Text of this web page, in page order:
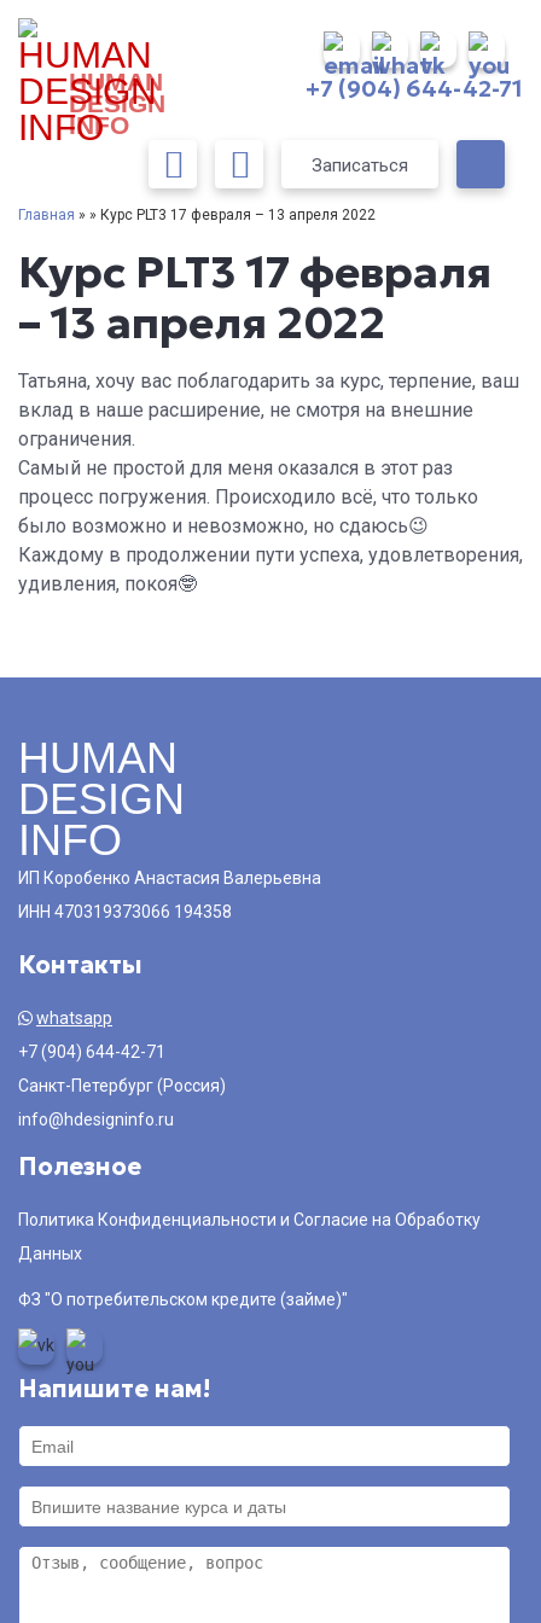
HUMAN
DESIGN
INFO
+7 (904) 644-42-71
Записаться
Главная » » Курс PLT3 17 февраля – 13 апреля 2022
Курс PLT3 17 февраля
– 13 апреля 2022
Татьяна, хочу вас поблагодарить за курс, терпение, ваш
вклад в наше расширение, не смотря на внешние
ограничения.
Самый не простой для меня оказался в этот раз
процесс погружения. Происходило всё, что только
было возможно и невозможно, но сдаюсь😉
Каждому в продолжении пути успеха, удовлетворения,
удивления, покоя🤓
HUMAN
DESIGN
INFO
ИП Коробенко Анастасия Валерьевна
ИНН 470319373066 194358
Контакты
whatsapp
+7 (904) 644-42-71
Санкт-Петербург (Россия)
info@hdesigninfo.ru
Полезное
Политика Конфиденциальности и Согласие на Обработку
Данных
ФЗ "О потребительском кредите (займе)"
Напишите нам!